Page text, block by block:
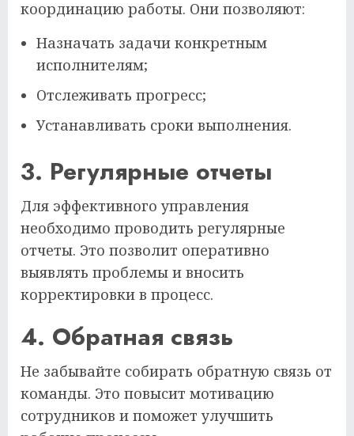
координацию работы. Они позволяют:
Назначать задачи конкретным
исполнителям;
Отслеживать прогресс;
Устанавливать сроки выполнения.
3. Регулярные отчеты
Для эффективного управления
необходимо проводить регулярные
отчеты. Это позволит оперативно
выявлять проблемы и вносить
корректировки в процесс.
4. Обратная связь
Не забывайте собирать обратную связь от
команды. Это повысит мотивацию
сотрудников и поможет улучшить